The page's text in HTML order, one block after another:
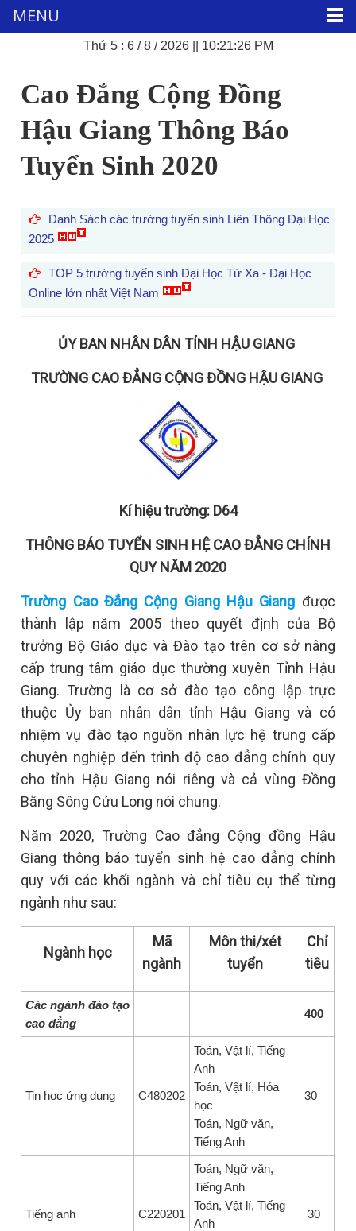
Thứ 5 : 6 / 8 / 2026 || 10:21:28 PM
Cao Đẳng Cộng Đồng
Hậu Giang Thông Báo
Tuyển Sinh 2020
Danh Sách các trường tuyển sinh Liên Thông Đại Học
2025
TOP 5 trường tuyển sinh Đại Học Từ Xa - Đại Học
Online lớn nhất Việt Nam
ỦY BAN NHÂN DÂN TỈNH HẬU GIANG
TRƯỜNG CAO ĐẲNG CỘNG ĐỒNG HẬU GIANG
Kí hiệu trường: D64
THÔNG BÁO TUYỂN SINH HỆ CAO ĐẲNG CHÍNH
QUY NĂM 2020
Trường Cao Đẳng Cộng Giang Hậu Giang được
thành lập năm 2005 theo quyết định của Bộ
trưởng Bộ Giáo dục và Đào tạo trên cơ sở nâng
cấp trung tâm giáo dục thường xuyên Tỉnh Hậu
Giang. Trường là cơ sở đào tạo công lập trực
thuộc Ủy ban nhân dân tỉnh Hậu Giang và có
nhiệm vụ đào tạo nguồn nhân lực hệ trung cấp
chuyên nghiệp đến trình độ cao đẳng chính quy
cho tỉnh Hậu Giang nói riêng và cả vùng Đồng
Bằng Sông Cửu Long nói chung.
Năm 2020, Trường Cao đẳng Cộng đồng Hậu
Giang thông báo tuyển sinh hệ cao đẳng chính
quy với các khối ngành và chỉ tiêu cụ thể từng
ngành như sau:
Ngành học
Mã
ngành
Môn thi/xét
tuyển
Chỉ
tiêu
Các ngành đào tạo
cao đẳng
400
Tin học ứng dụng C480202
Toán, Vật lí, Tiếng
Anh
Toán, Vật lí, Hóa
học
Toán, Ngữ văn,
Tiếng Anh
30
Tiếng anh C220201
Toán, Ngữ văn,
Tiếng Anh
Toán, Vật lí, Tiếng
Anh
30
MENU